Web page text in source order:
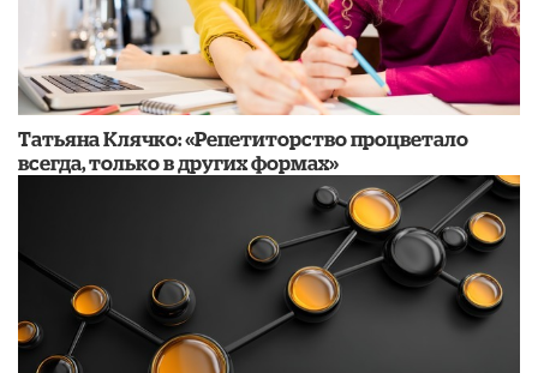
​Татьяна Клячко: «Репетиторство процветало
всегда, только в других формах»